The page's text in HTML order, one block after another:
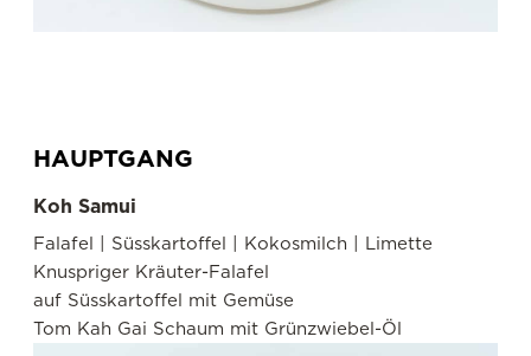
HAUPTGANG
Koh Samui
Falafel | Süsskartoffel | Kokosmilch | Limette
Knuspriger Kräuter-Falafel
auf Süsskartoffel mit Gemüse
Tom Kah Gai Schaum mit Grünzwiebel-Öl